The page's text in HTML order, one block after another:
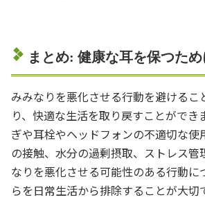
まとめ: 健康な耳を保つため
みみなりを悪化させる行動を避けるこ
り、快適な生活を取り戻すことができ
ぎや耳栓やヘッドフォンの不適切な使
の接触、水分の過剰摂取、ストレス管
なりを悪化させる可能性のある行動に
らを日常生活から排除することが大切